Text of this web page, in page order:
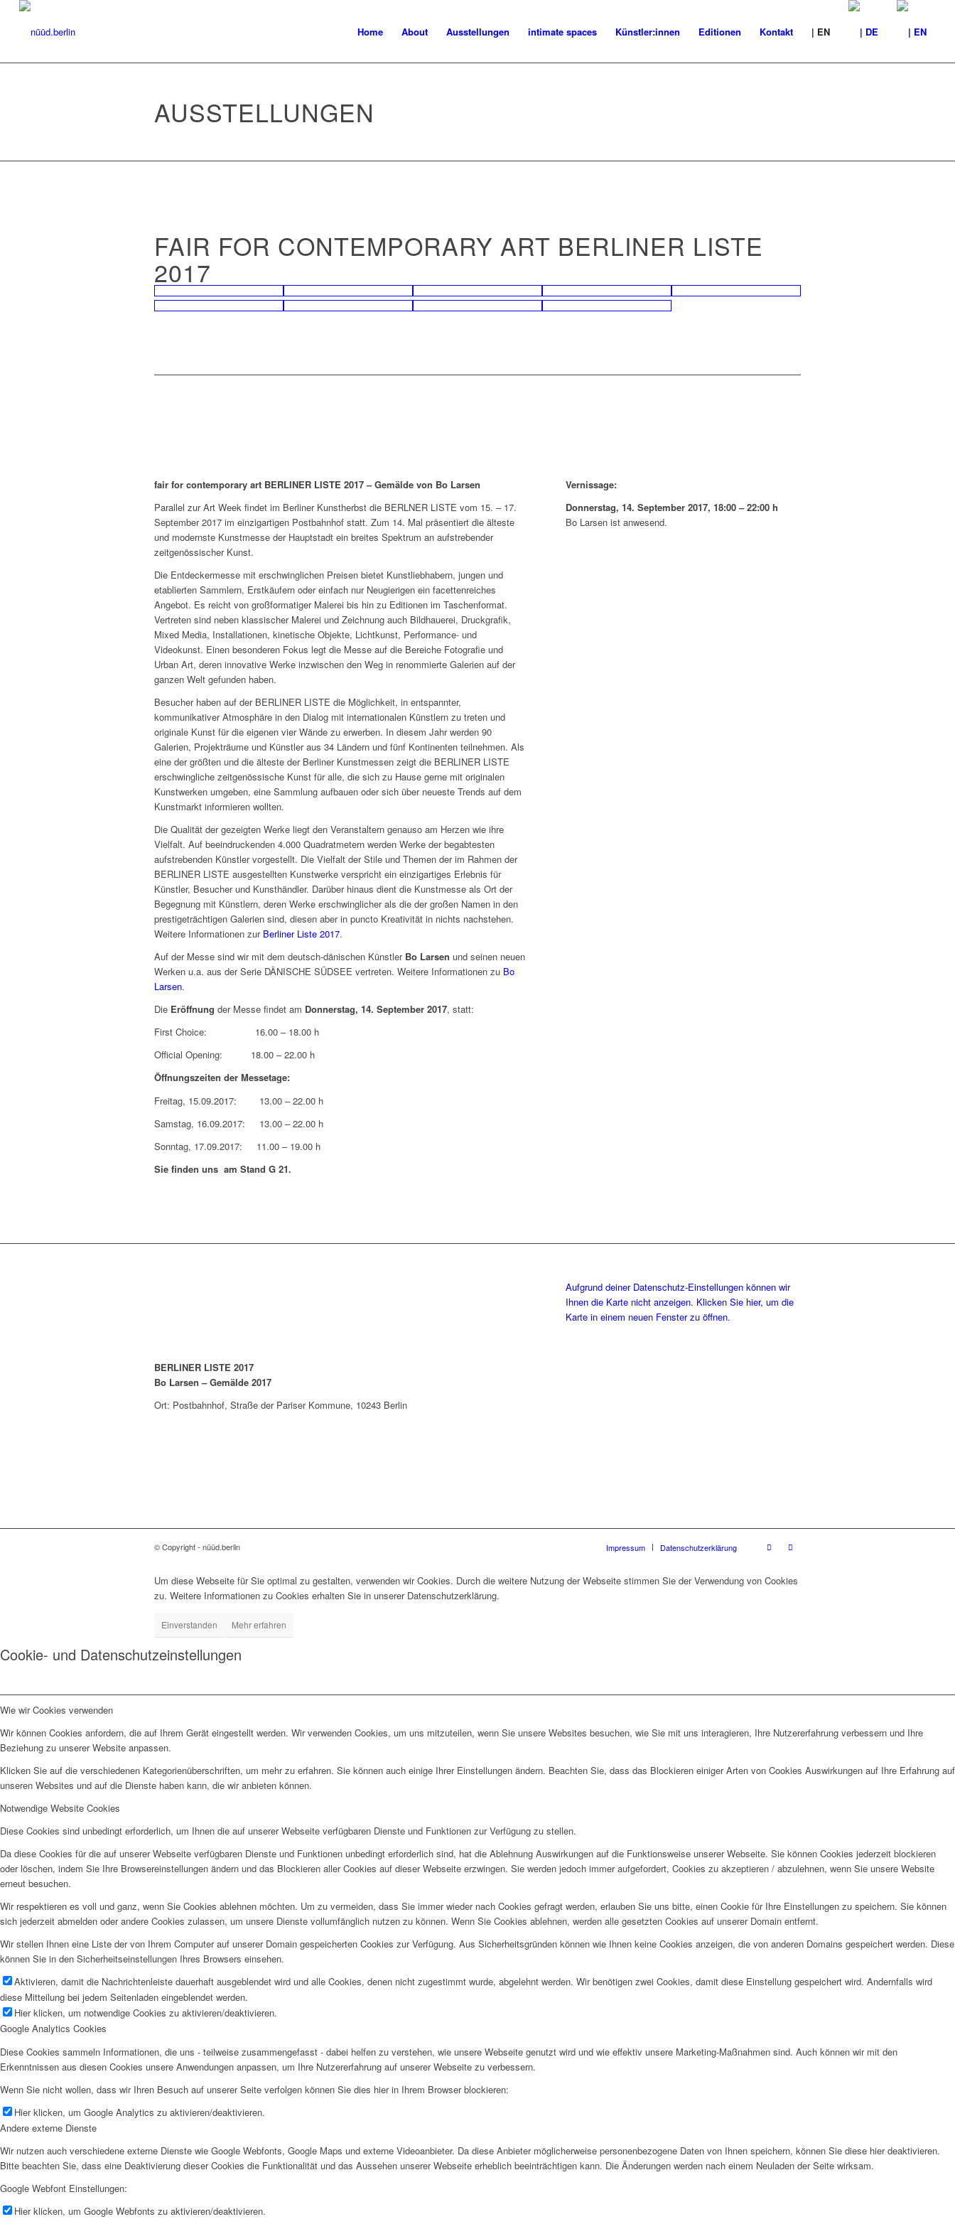
Home About Ausstellungen intimate spaces Künstler:innen Editionen Kontakt | EN
AUSSTELLUNGEN
FAIR FOR CONTEMPORARY ART BERLINER LISTE
2017
fair for contemporary art BERLINER LISTE 2017 – Gemälde von Bo Larsen
Parallel zur Art Week findet im Berliner Kunstherbst die BERLNER LISTE vom 15. – 17.
September 2017 im einzigartigen Postbahnhof statt. Zum 14. Mal präsentiert die älteste
und modernste Kunstmesse der Hauptstadt ein breites Spektrum an aufstrebender
zeitgenössischer Kunst.
Die Entdeckermesse mit erschwinglichen Preisen bietet Kunstliebhabern, jungen und
etablierten Sammlern, Erstkäufern oder einfach nur Neugierigen ein facettenreiches
Angebot. Es reicht von großformatiger Malerei bis hin zu Editionen im Taschenformat.
Vertreten sind neben klassischer Malerei und Zeichnung auch Bildhauerei, Druckgrafik,
Mixed Media, Installationen, kinetische Objekte, Lichtkunst, Performance- und
Videokunst. Einen besonderen Fokus legt die Messe auf die Bereiche Fotografie und
Urban Art, deren innovative Werke inzwischen den Weg in renommierte Galerien auf der
ganzen Welt gefunden haben.
Besucher haben auf der BERLINER LISTE die Möglichkeit, in entspannter,
kommunikativer Atmosphäre in den Dialog mit internationalen Künstlern zu treten und
originale Kunst für die eigenen vier Wände zu erwerben. In diesem Jahr werden 90
Galerien, Projekträume und Künstler aus 34 Ländern und fünf Kontinenten teilnehmen. Als
eine der größten und die älteste der Berliner Kunstmessen zeigt die BERLINER LISTE
erschwingliche zeitgenössische Kunst für alle, die sich zu Hause gerne mit originalen
Kunstwerken umgeben, eine Sammlung aufbauen oder sich über neueste Trends auf dem
Kunstmarkt informieren wollten.
Die Qualität der gezeigten Werke liegt den Veranstaltern genauso am Herzen wie ihre
Vielfalt. Auf beeindruckenden 4.000 Quadratmetern werden Werke der begabtesten
aufstrebenden Künstler vorgestellt. Die Vielfalt der Stile und Themen der im Rahmen der
BERLINER LISTE ausgestellten Kunstwerke verspricht ein einzigartiges Erlebnis für
Künstler, Besucher und Kunsthändler. Darüber hinaus dient die Kunstmesse als Ort der
Begegnung mit Künstlern, deren Werke erschwinglicher als die der großen Namen in den
prestigeträchtigen Galerien sind, diesen aber in puncto Kreativität in nichts nachstehen.
Weitere Informationen zur Berliner Liste 2017.
Auf der Messe sind wir mit dem deutsch-dänischen Künstler Bo Larsen und seinen neuen
Werken u.a. aus der Serie DÄNISCHE SÜDSEE vertreten. Weitere Informationen zu Bo
Larsen.
Die Eröffnung der Messe findet am Donnerstag, 14. September 2017, statt:
First Choice: 16.00 – 18.00 h
Official Opening: 18.00 – 22.00 h
Öffnungszeiten der Messetage:
Freitag, 15.09.2017: 13.00 – 22.00 h
Samstag, 16.09.2017: 13.00 – 22.00 h
Sonntag, 17.09.2017: 11.00 – 19.00 h
Sie finden uns am Stand G 21.
Vernissage:
Donnerstag, 14. September 2017, 18:00 – 22:00 h
Bo Larsen ist anwesend.
BERLINER LISTE 2017
Bo Larsen – Gemälde 2017
Ort: Postbahnhof, Straße der Pariser Kommune, 10243 Berlin
Aufgrund deiner Datenschutz-Einstellungen können wir
Ihnen die Karte nicht anzeigen. Klicken Sie hier, um die
Karte in einem neuen Fenster zu öffnen.
© Copyright - nüüd.berlin Impressum Datenschutzerklärung
Um diese Webseite für Sie optimal zu gestalten, verwenden wir Cookies. Durch die weitere Nutzung der Webseite stimmen Sie der Verwendung von Cookies
zu. Weitere Informationen zu Cookies erhalten Sie in unserer Datenschutzerklärung.
Einverstanden Mehr erfahren
Cookie- und Datenschutzeinstellungen
Wie wir Cookies verwenden
Wir können Cookies anfordern, die auf Ihrem Gerät eingestellt werden. Wir verwenden Cookies, um uns mitzuteilen, wenn Sie unsere Websites besuchen, wie Sie mit uns interagieren, Ihre Nutzererfahrung verbessern und Ihre
Beziehung zu unserer Website anpassen.
Klicken Sie auf die verschiedenen Kategorienüberschriften, um mehr zu erfahren. Sie können auch einige Ihrer Einstellungen ändern. Beachten Sie, dass das Blockieren einiger Arten von Cookies Auswirkungen auf Ihre Erfahrung auf
unseren Websites und auf die Dienste haben kann, die wir anbieten können.
Notwendige Website Cookies
Diese Cookies sind unbedingt erforderlich, um Ihnen die auf unserer Webseite verfügbaren Dienste und Funktionen zur Verfügung zu stellen.
Da diese Cookies für die auf unserer Webseite verfügbaren Dienste und Funktionen unbedingt erforderlich sind, hat die Ablehnung Auswirkungen auf die Funktionsweise unserer Webseite. Sie können Cookies jederzeit blockieren
oder löschen, indem Sie Ihre Browsereinstellungen ändern und das Blockieren aller Cookies auf dieser Webseite erzwingen. Sie werden jedoch immer aufgefordert, Cookies zu akzeptieren / abzulehnen, wenn Sie unsere Website
erneut besuchen.
Wir respektieren es voll und ganz, wenn Sie Cookies ablehnen möchten. Um zu vermeiden, dass Sie immer wieder nach Cookies gefragt werden, erlauben Sie uns bitte, einen Cookie für Ihre Einstellungen zu speichern. Sie können
sich jederzeit abmelden oder andere Cookies zulassen, um unsere Dienste vollumfänglich nutzen zu können. Wenn Sie Cookies ablehnen, werden alle gesetzten Cookies auf unserer Domain entfernt.
Wir stellen Ihnen eine Liste der von Ihrem Computer auf unserer Domain gespeicherten Cookies zur Verfügung. Aus Sicherheitsgründen können wie Ihnen keine Cookies anzeigen, die von anderen Domains gespeichert werden. Diese
können Sie in den Sicherheitseinstellungen Ihres Browsers einsehen.
Aktivieren, damit die Nachrichtenleiste dauerhaft ausgeblendet wird und alle Cookies, denen nicht zugestimmt wurde, abgelehnt werden. Wir benötigen zwei Cookies, damit diese Einstellung gespeichert wird. Andernfalls wird
diese Mitteilung bei jedem Seitenladen eingeblendet werden.
Hier klicken, um notwendige Cookies zu aktivieren/deaktivieren.
Google Analytics Cookies
Diese Cookies sammeln Informationen, die uns - teilweise zusammengefasst - dabei helfen zu verstehen, wie unsere Webseite genutzt wird und wie effektiv unsere Marketing-Maßnahmen sind. Auch können wir mit den
Erkenntnissen aus diesen Cookies unsere Anwendungen anpassen, um Ihre Nutzererfahrung auf unserer Webseite zu verbessern.
Wenn Sie nicht wollen, dass wir Ihren Besuch auf unserer Seite verfolgen können Sie dies hier in Ihrem Browser blockieren:
Hier klicken, um Google Analytics zu aktivieren/deaktivieren.
Andere externe Dienste
Wir nutzen auch verschiedene externe Dienste wie Google Webfonts, Google Maps und externe Videoanbieter. Da diese Anbieter möglicherweise personenbezogene Daten von Ihnen speichern, können Sie diese hier deaktivieren.
Bitte beachten Sie, dass eine Deaktivierung dieser Cookies die Funktionalität und das Aussehen unserer Webseite erheblich beeinträchtigen kann. Die Änderungen werden nach einem Neuladen der Seite wirksam.
Google Webfont Einstellungen:
Hier klicken, um Google Webfonts zu aktivieren/deaktivieren.